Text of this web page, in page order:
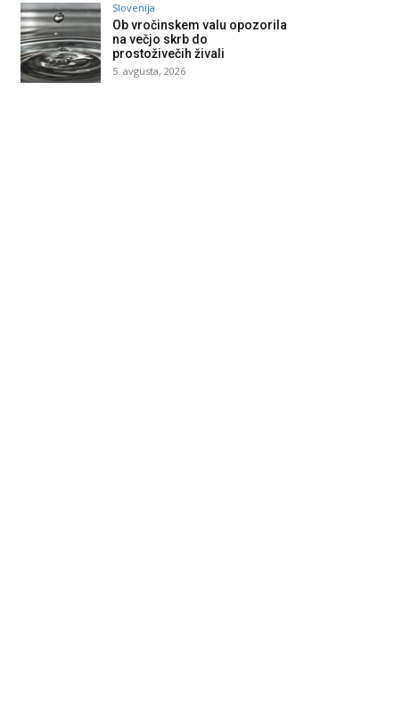
Slovenija
Ob vročinskem valu opozorila
na večjo skrb do
prostoživečih živali
5. avgusta, 2026